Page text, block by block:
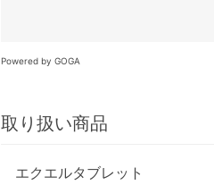
Powered by GOGA
取り扱い商品
エクエルタブレット